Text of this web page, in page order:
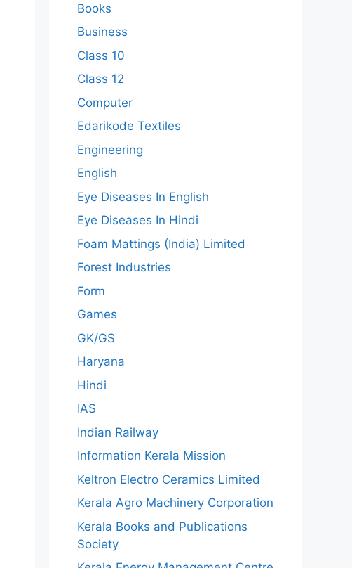
Books
Business
Class 10
Class 12
Computer
Edarikode Textiles
Engineering
English
Eye Diseases In English
Eye Diseases In Hindi
Foam Mattings (India) Limited
Forest Industries
Form
Games
GK/GS
Haryana
Hindi
IAS
Indian Railway
Information Kerala Mission
Keltron Electro Ceramics Limited
Kerala Agro Machinery Corporation
Kerala Books and Publications
Society